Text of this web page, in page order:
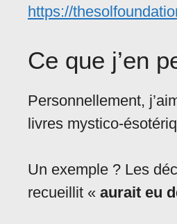
https://
Ce que j’en
Personnellement,
livres mystico-
Un exemple ? Les
recueillit « aurait eu